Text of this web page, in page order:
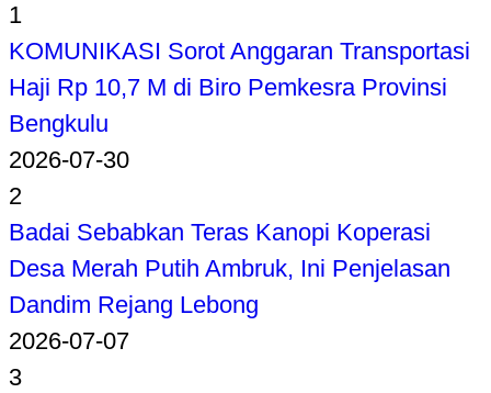
1
KOMUNIKASI Sorot Anggaran Transportasi
Haji Rp 10,7 M di Biro Pemkesra Provinsi
Bengkulu
2026-07-30
2
Badai Sebabkan Teras Kanopi Koperasi
Desa Merah Putih Ambruk, Ini Penjelasan
Dandim Rejang Lebong
2026-07-07
3